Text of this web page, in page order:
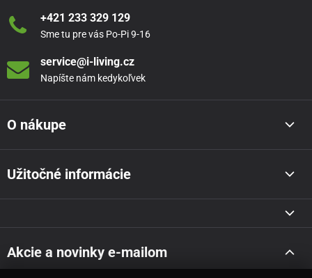
+421 233 329 129
Sme tu pre vás Po-Pi 9-16
service@i-living.cz
Napíšte nám kedykoľvek
O nákupe
Užitočné informácie
Akcie a novinky e-mailom